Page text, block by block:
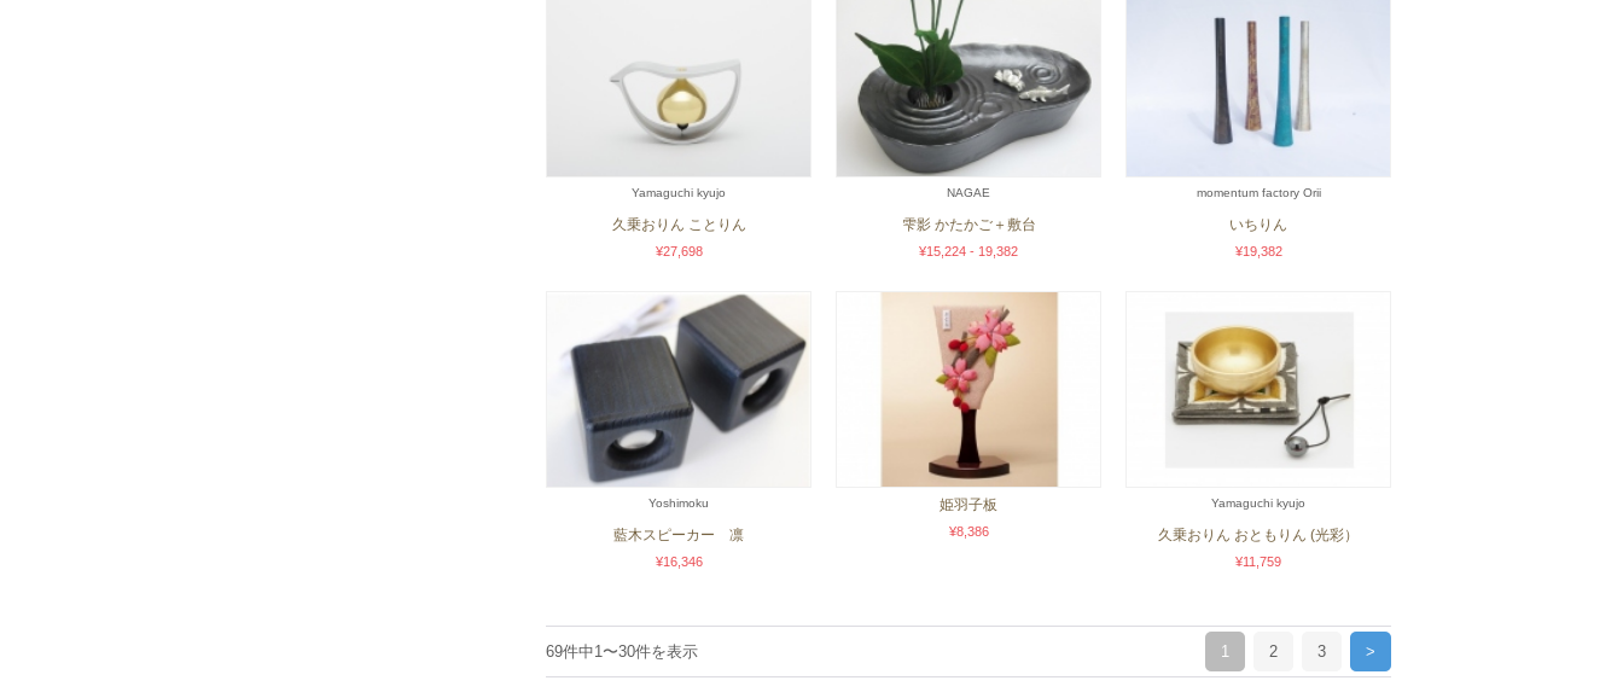
Yamaguchi kyujo
久乗おりん ことりん
¥27,698
NAGAE
雫影 かたかご＋敷台
¥15,224 - 19,382
momentum factory Orii
いちりん
¥19,382
Yoshimoku
藍木スピーカー 凛
¥16,346
姫羽子板
¥8,386
Yamaguchi kyujo
久乗おりん おともりん (光彩）
¥11,759
69件中1〜30件を表示 1 2 3 >